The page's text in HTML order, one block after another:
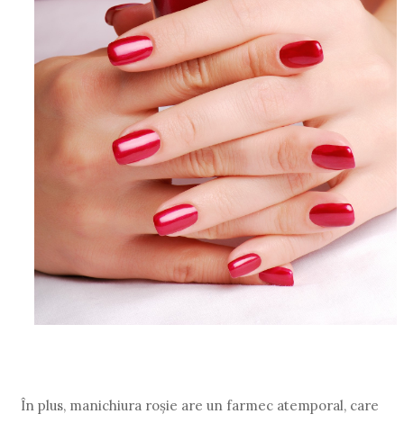
În plus, manichiura roșie are un farmec atemporal, care